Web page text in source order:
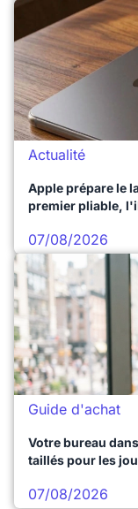
Actualité
Apple prépare le
premier pliable,
07/08/2026
Guide d'achat
Votre bureau
taillés pour les
07/08/2026